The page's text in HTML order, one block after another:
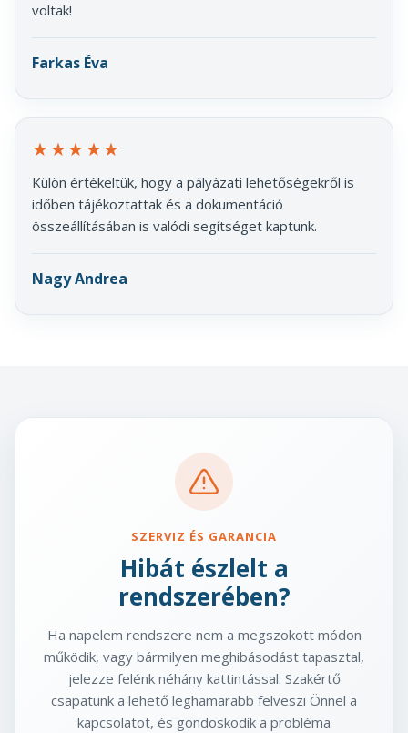
voltak!
Farkas Éva
★★★★★
Külön értékeltük, hogy a pályázati lehetőségekről is
időben tájékoztattak és a dokumentáció
összeállításában is valódi segítséget kaptunk.
Nagy Andrea
SZERVIZ ÉS GARANCIA
Hibát észlelt a
rendszerében?
Ha napelem rendszere nem a megszokott módon
működik, vagy bármilyen meghibásodást tapasztal,
jelezze felénk néhány kattintással. Szakértő
csapatunk a lehető leghamarabb felveszi Önnel a
kapcsolatot, és gondoskodik a probléma